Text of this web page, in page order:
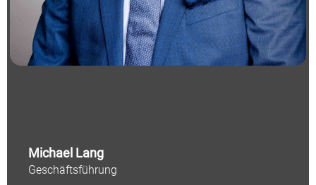
Michael Lang
Geschäftsführung